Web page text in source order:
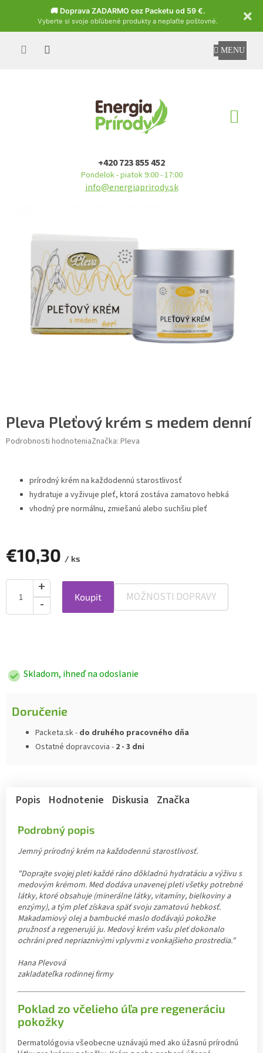
🚚 Doprava ZADARMO cez Packetu od 59 €.
Vyberte si svoje obľúbené produkty a neplaťte poštovné.
Czech
+420 723 855 452
Pondelok - piatok 9:00 - 17:00
info@energiaprirody.sk
Pleva Pleťový krém s medem denní
Podrobnosti hodnoteniaZnačka: Pleva
prírodný krém na každodennú starostlivosť
hydratuje a vyživuje pleť, ktorá zostáva zamatovo hebká
vhodný pre normálnu, zmiešanú alebo suchšiu pleť
€10,30 / ks
Koupit MOŽNOSTI DOPRAVY
Skladom, ihneď na odoslanie
Doručenie
Packeta.sk - do druhého pracovného dňa
Ostatné dopravcovia - 2 - 3 dni
Popis Hodnotenie Diskusia Značka
Podrobný popis
Jemný prírodný krém na každodennú starostlivosť.
"Doprajte svojej pleti každé ráno dôkladnú hydratáciu a výživu s
medovým krémom. Med dodáva unavenej pleti všetky potrebné
látky, ktoré obsahuje (minerálne látky, vitamíny, bielkoviny a
enzýmy), a tým pleť získava späť svoju zamatovú hebkosť.
Makadamiový olej a bambucké maslo dodávajú pokožke
pružnosť a regenerujú ju. Medový krém vašu pleť dokonalo
ochráni pred nepriaznivými vplyvmi z vonkajšieho prostredia."
Hana Plevová
zakladateľka rodinnej firmy
Poklad zo včelieho úľa pre regeneráciu
pokožky
Dermatológovia všeobecne uznávajú med ako úžasnú prírodnú